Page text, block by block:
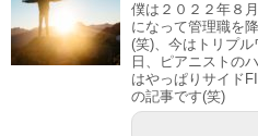
僕は２０２２年８
になって管理職を
(笑)、今はトリプ
日、ピアニストの
はやっぱりサイド
の記事です(笑)